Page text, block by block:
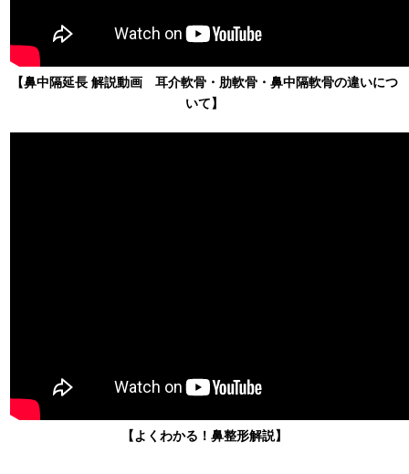
【鼻中隔延長 解説動画 耳介軟骨・肋軟骨・鼻中隔軟骨の違いにつ
いて】
【よくわかる！鼻整形解説】